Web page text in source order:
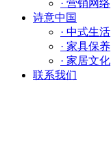
· 营销网络
诗意中国
· 中式生活
· 家具保养
· 家居文化
联系我们